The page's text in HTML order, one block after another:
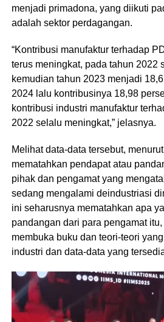
menjadi primadona, yang diikuti
adalah sektor perdagangan.
“Kontribusi manufaktur terhadap
terus meningkat, pada tahun 2022
kemudian tahun 2023 menjadi
2024 lalu kontribusinya 18,98
kontribusi industri manufaktur
2022 selalu meningkat,” jelasnya.
Melihat data-data tersebut,
mematahkan pendapat atau
pihak dan pengamat yang
sedang mengalami deindustriasi
ini seharusnya mematahkan apa
pandangan dari para pengamat
membuka buku dan teori-teori
industri dan data-data yang